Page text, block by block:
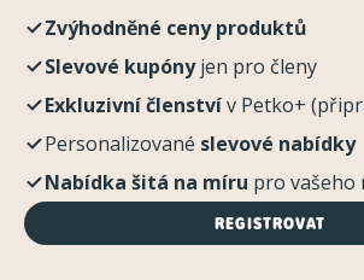
Zvýhodněné ceny produktů
Slevové kupónyjen pro členy
Exkluzivní členstvív Petko+
Personalizované slevové nabídky
Nabídka šitá na míru pro vašeho
REGISTROVAT